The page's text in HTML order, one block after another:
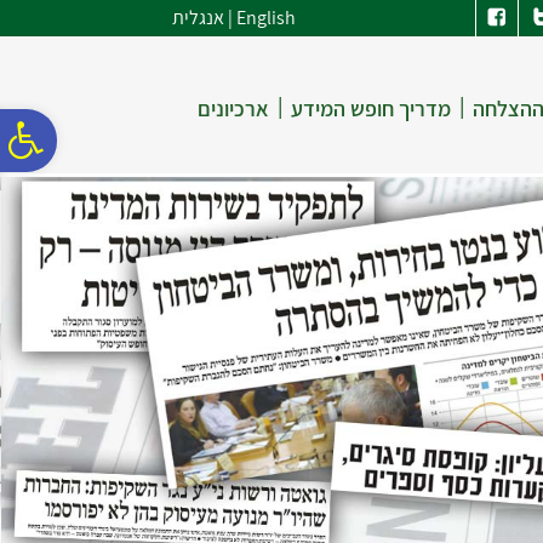
נגישות
אתר
המרכזי
English
|אנגלית
| מדריך חופש המידע | ארכיונים